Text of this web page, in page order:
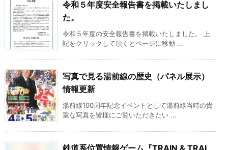
令和５年度安全報告書を掲載いたしまし
た。
令和５年度の安全報告書を掲載いたしました。 上
記をクリックして頂くとページに移動 ...
写真で見る湯前線の歴史（パネル展示）
情報更新
湯前線100周年記念イベントとして湯前線当時の貴
重な写真を皆様にご覧いただきたい ...